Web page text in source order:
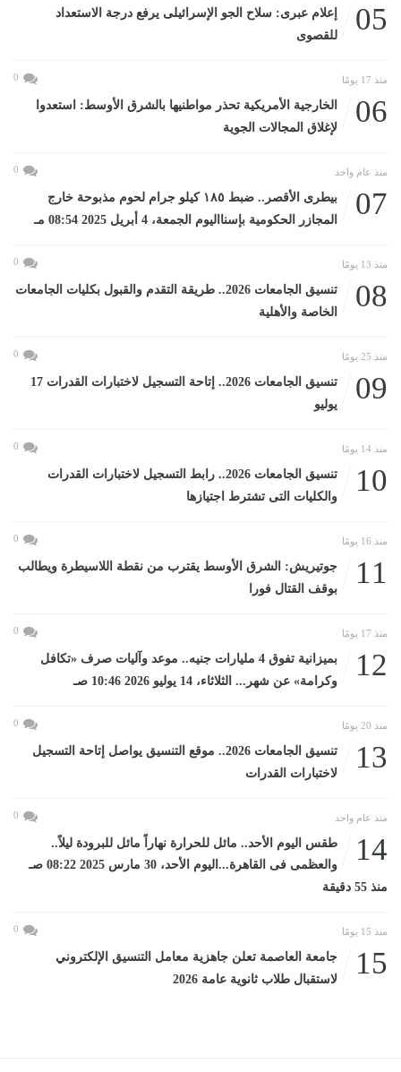
05
إعلام عبرى: سلاح الجو الإسرائيلى يرفع درجة الاستعداد
للقصوى
منذ 17 يومًا 0
06
الخارجية الأمريكية تحذر مواطنيها بالشرق الأوسط: استعدوا
لإغلاق المجالات الجوية
منذ عام واحد 0
07
بيطرى الأقصر.. ضبط ١٨٥ كيلو جرام لحوم مذبوحة خارج
المجازر الحكومية بإسنااليوم الجمعة، 4 أبريل 2025 08:54 مـ
منذ 13 يومًا 0
08
تنسيق الجامعات 2026.. طريقة التقدم والقبول بكليات الجامعات
الخاصة والأهلية
منذ 25 يومًا 0
09
تنسيق الجامعات 2026.. إتاحة التسجيل لاختبارات القدرات 17
يوليو
منذ 14 يومًا 0
10
تنسيق الجامعات 2026.. رابط التسجيل لاختبارات القدرات
والكليات التى تشترط اجتيازها
منذ 16 يومًا 0
11
جوتيريش: الشرق الأوسط يقترب من نقطة اللاسيطرة ويطالب
بوقف القتال فورا
منذ 17 يومًا 0
12
بميزانية تفوق 4 مليارات جنيه.. موعد وآليات صرف «تكافل
وكرامة» عن شهر... الثلاثاء، 14 يوليو 2026 10:46 صـ
منذ 20 يومًا 0
13
تنسيق الجامعات 2026.. موقع التنسيق يواصل إتاحة التسجيل
لاختبارات القدرات
منذ عام واحد 0
14
طقس اليوم الأحد.. مائل للحرارة نهاراً مائل للبرودة ليلاً..
والعظمى فى القاهرة...اليوم الأحد، 30 مارس 2025 08:22 صـ
منذ 55 دقيقة
منذ 15 يومًا 0
15
جامعة العاصمة تعلن جاهزية معامل التنسيق الإلكتروني
لاستقبال طلاب ثانوية عامة 2026